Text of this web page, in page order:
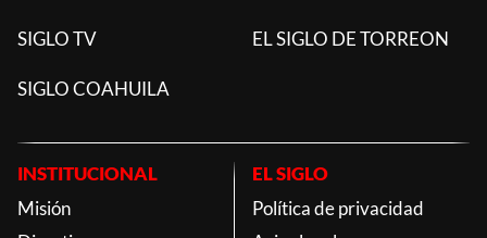
SIGLO TV EL SIGLO DE TORREON
SIGLO COAHUILA
INSTITUCIONAL
Misión
EL SIGLO
Política de privacidad